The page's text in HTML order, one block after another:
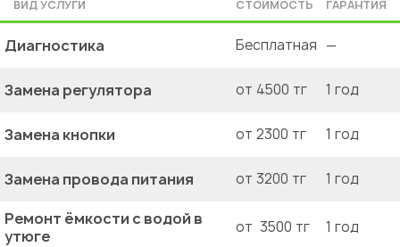
ВИД УСЛУГИ СТОИМОСТЬ ГАРАНТИЯ
Диагностика Бесплатная —
Замена регулятора от 4500 тг 1 год
Замена кнопки от 2300 тг 1 год
Замена провода питания от 3200 тг 1 год
Ремонт ёмкости с водой в
утюге
от 3500 тг 1 год